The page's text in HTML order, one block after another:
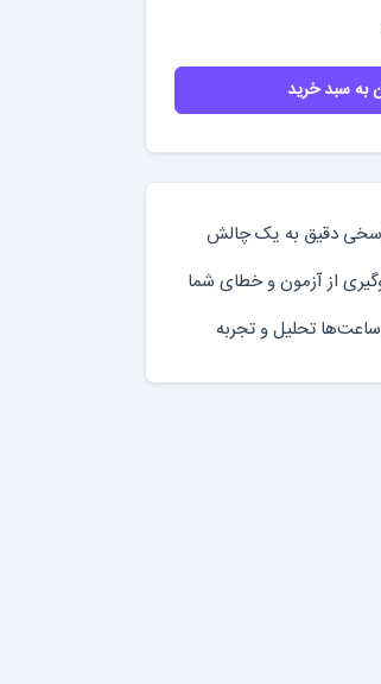
به سبد خرید
دقیق به یک چالش
از آزمون و خطای شما
تحلیل و تجربه